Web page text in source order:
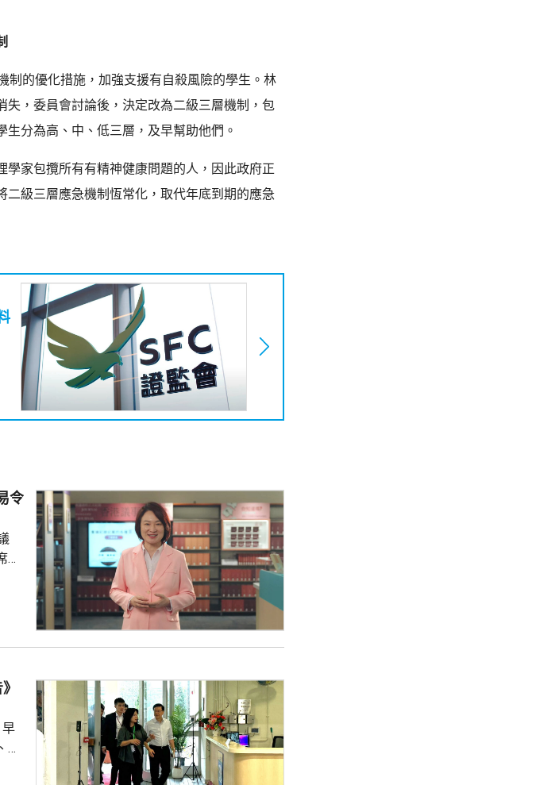
制的優化措施，加強支援有自殺風險的學生。林
失，委員會討論後，決定改為二級三層機制，包
分為高、中、低三層，及早幫助他們。
家包攬所有有精神健康問題的人，因此政府正
級三層應急機制恆常化，取代年底到期的應急
令
李
全